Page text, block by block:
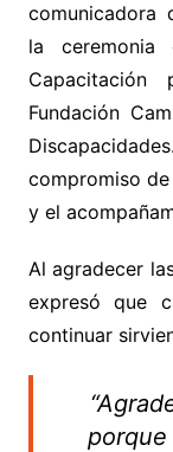
comunicadora
la ceremonia
Fundación
compromiso
y el
Al agradecer
expresó que
continuar